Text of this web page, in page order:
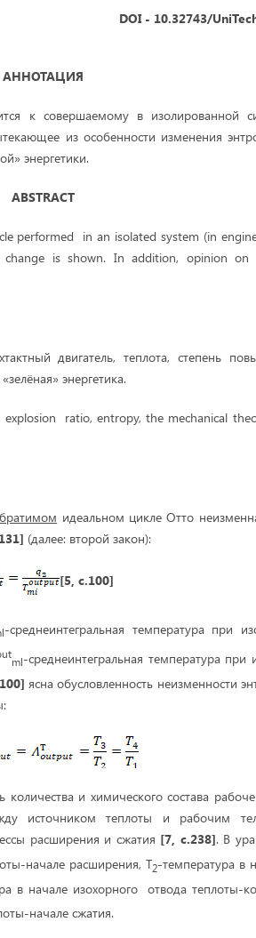
DOI - 10.32743/
АННОТАЦИЯ
к совершаемому в изолированной
из особенности изменения
энергетики.
ABSTRACT
performed in an isolated system (in
is shown. In addition, opinion on
двигатель, теплота, степень
энергетика.
ratio, entropy, the mechanical
идеальном цикле Отто
(далее: второй закон):
[5, с.100]
-среднеинтегральная температура при
ml-среднеинтегральная температура при
ясна обусловленность неизменности
и химического состава
источником теплоты и рабочим
расширения и сжатия [7, с.238]. В
начале расширения, Т2-температура в
в начале изохорного отвода теплоты-
начале сжатия.